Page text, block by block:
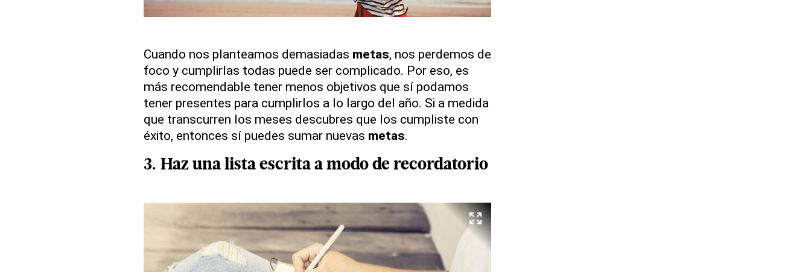
Cuando nos planteamos demasiadas metas, nos perdemos de
foco y cumplirlas todas puede ser complicado. Por eso, es
más recomendable tener menos objetivos que sí podamos
tener presentes para cumplirlos a lo largo del año. Si a medida
que transcurren los meses descubres que los cumpliste con
éxito, entonces sí puedes sumar nuevas metas.
3. Haz una lista escrita a modo de recordatorio